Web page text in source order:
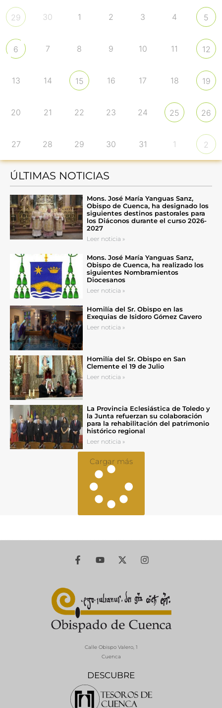
29 30 1 2 3 4 5
6 7 8 9 10 11 12
13 14 15 16 17 18 19
20 21 22 23 24 25 26
27 28 29 30 31 1 2
ÚLTIMAS NOTICIAS
Mons. José María Yanguas Sanz,
Obispo de Cuenca, ha designado los
siguientes destinos pastorales para
los Diáconos durante el curso 2026-
2027
Leer noticia »
Mons. José María Yanguas Sanz,
Obispo de Cuenca, ha realizado los
siguientes Nombramientos
Diocesanos
Leer noticia »
Homilía del Sr. Obispo en las
Exequias de Isidoro Gómez Cavero
Leer noticia »
Homilía del Sr. Obispo en San
Clemente el 19 de Julio
Leer noticia »
La Provincia Eclesiástica de Toledo y
la Junta refuerzan su colaboración
para la rehabilitación del patrimonio
histórico regional
Leer noticia »
Cargar más
DESCUBRE
Calle Obispo Valero, 1
Cuenca